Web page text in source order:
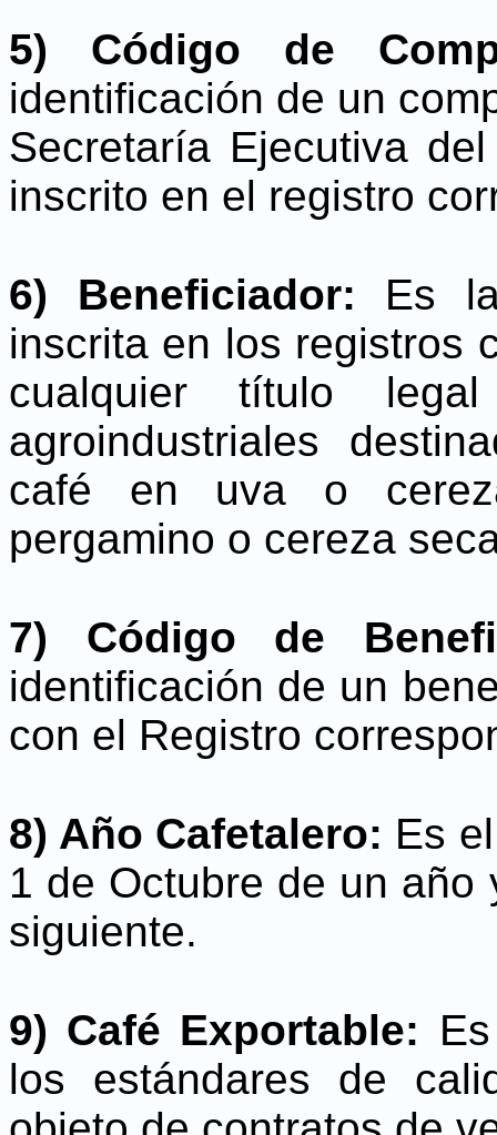
5) Código de
identificación de un
Secretaría Ejecutiva
inscrito en el registro
6) Beneficiador: Es
inscrita en los registros
cualquier título
agroindustriales
café en uva o
pergamino o cereza
7) Código de
identificación de un
con el Registro
8) Año Cafetalero: Es
1 de Octubre de un
siguiente.
9) Café Exportable:
los estándares de